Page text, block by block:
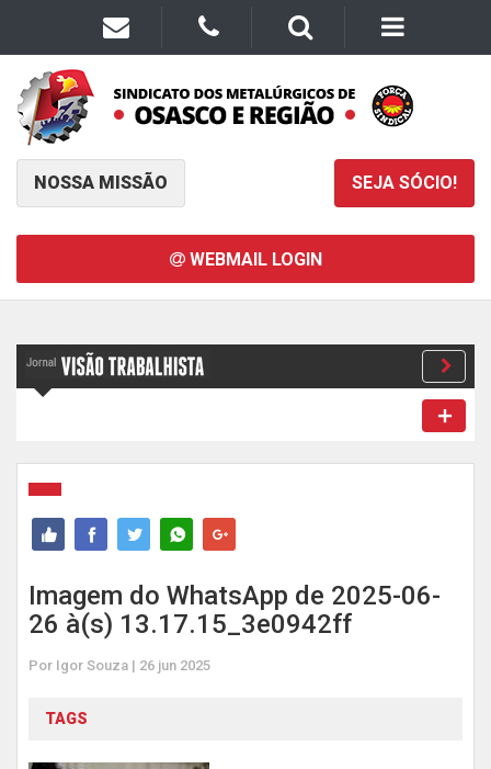
NOSSA MISSÃO SEJA SÓCIO!
WEBMAIL LOGIN
Imagem do WhatsApp de 2025-06-
26 à(s) 13.17.15_3e0942ff
Por Igor Souza | 26 jun 2025
TAGS